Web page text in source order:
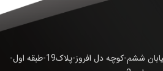
آدرس: تهران – خیابان وزرا- خیابان ششم-کوچه دل افروز-پلاک19-طبقه اول-